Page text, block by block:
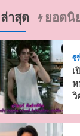
าสุด ยอดนิ
ซี
เ
ห
วิ